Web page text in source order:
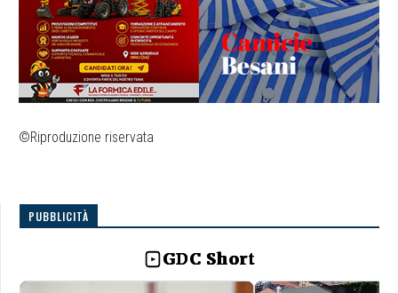
©Riproduzione riservata
PUBBLICITÀ
GDC Short